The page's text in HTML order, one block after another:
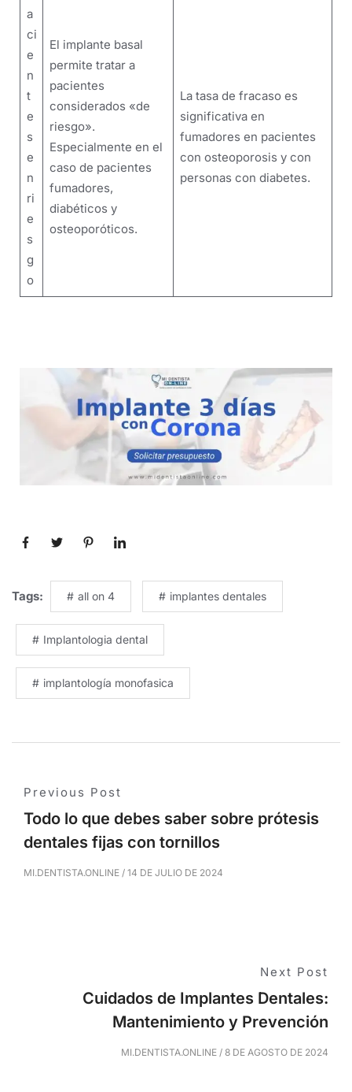
a
ci
e
n
t
e
s
e
n
ri
e
s
g
o
El implante basal
permite tratar a
pacientes
considerados «de
riesgo».
Especialmente en el
caso de pacientes
fumadores,
diabéticos y
osteoporóticos.
La tasa de fracaso es
significativa en
fumadores en pacientes
con osteoporosis y con
personas con diabetes.
Tags: all on 4 implantes dentales
Implantologia dental
implantología monofasica
Previous Post
Todo lo que debes saber sobre prótesis
dentales fijas con tornillos
MI.DENTISTA.ONLINE / 14 DE JULIO DE 2024
Next Post
Cuidados de Implantes Dentales:
Mantenimiento y Prevención
MI.DENTISTA.ONLINE / 8 DE AGOSTO DE 2024